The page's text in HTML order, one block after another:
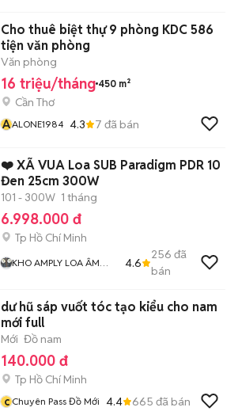
Cho thuê biệt thự 9 phòng KDC 586
tiện văn phòng
Văn phòng
16 triệu/tháng 450 m²
Cần Thơ
AALONE1984 4.3 7 đã bán
❤️ XÃ VUA Loa SUB Paradigm PDR 10
Đen 25cm 300W
101 - 300W 1 tháng
6.998.000 đ
Tp Hồ Chí Minh
KHO AMPLY LOA ÂM
4.6
256 đã
bán
dư hũ sáp vuốt tóc tạo kiểu cho nam
mới full
Mới Đồ nam
140.000 đ
Tp Hồ Chí Minh
c Chuyên Pass Đồ Mới 4.4 665 đã bán